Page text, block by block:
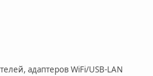
адаптеров WiFi/USB-LAN